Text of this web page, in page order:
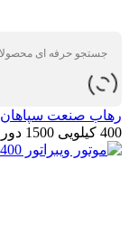
رهاب صنعت سپاهان
400 کیلویی 1500 دور آویبرو سه فاز AVM400/15